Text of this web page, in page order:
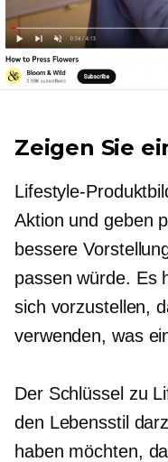
Zeigen Sie
Lifestyle-
Aktion und geben
bessere
passen würde. Es
sich vorzustellen,
verwenden, was
Der Schlüssel zu
den Lebensstil
haben möchten,